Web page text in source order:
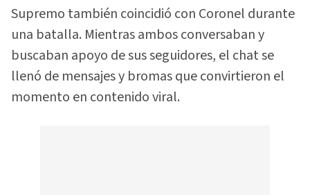
Supremo también coincidió con Coronel durante
una batalla. Mientras ambos conversaban y
buscaban apoyo de sus seguidores, el chat se
llenó de mensajes y bromas que convirtieron el
momento en contenido viral.